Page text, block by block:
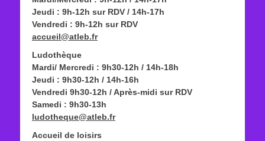
Jeudi : 9h-12h sur RDV / 14h-17h
Vendredi : 9h-12h sur RDV
accueil@atleb.fr
Ludothèque
Mardi/ Mercredi : 9h30-12h / 14h-18h
Jeudi : 9h30-12h / 14h-16h
Vendredi 9h30-12h / Après-midi sur RDV
Samedi : 9h30-13h
ludotheque@atleb.fr
Accueil de loisirs